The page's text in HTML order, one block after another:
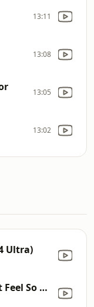
13:11
13:08
13:05
13:02
Ultra)
Why Does My Heart Feel So Bad?